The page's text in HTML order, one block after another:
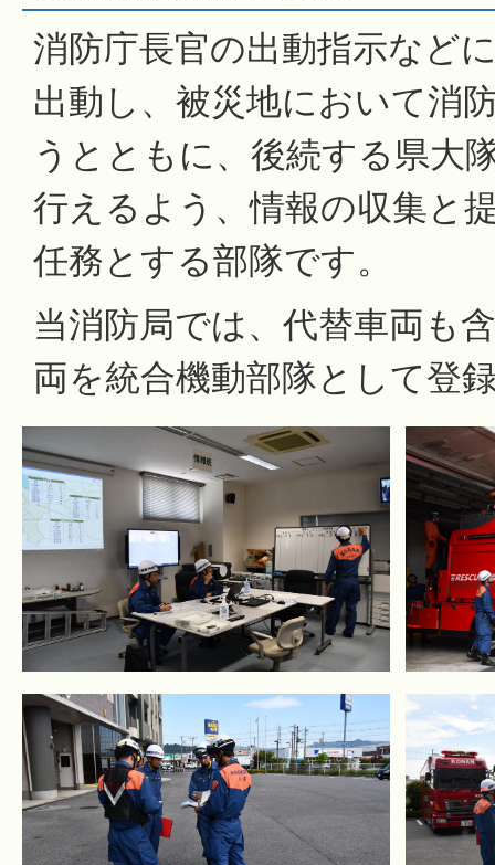
消防庁長官の出動指示など
出動し、被災地において消
うとともに、後続する県大
行えるよう、情報の収集と
任務とする部隊です。
当消防局では、代替車両も
両を統合機動部隊として登